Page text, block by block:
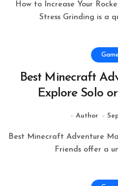
How to Increase Your Rocket League MMR Without
Stress Grinding is a
Best Minecraft
Explore Solo
Author
Best Minecraft Adventure Maps to Explore Solo or with
Friends offer a